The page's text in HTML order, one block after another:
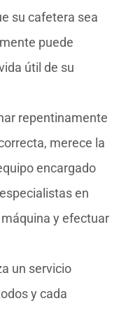
su cafetera sea
puede
útil de su
repentinamente
merece la
encargado
en
y efectuar
un servicio
y cada